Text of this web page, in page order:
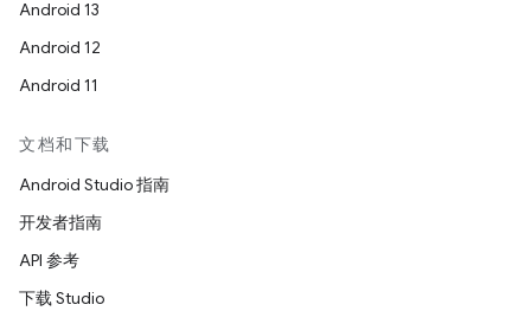
Android 13
Android 12
Android 11
文档和下载
Android Studio 指南
开发者指南
API 参考
下载 Studio